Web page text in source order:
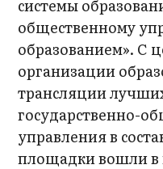
системы
общественному
образованием». С
организации
трансляции
государственно-
управления в
площадки вошли в